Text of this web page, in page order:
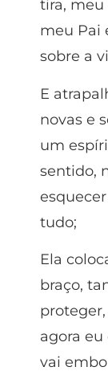
tira, meu
meu Pai
sobre a
E
novas e
um
sentido,
tudo;
Ela
braço,
agora
vai